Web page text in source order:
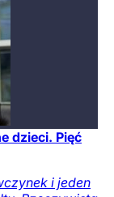
dzieci. Pięć
i jeden